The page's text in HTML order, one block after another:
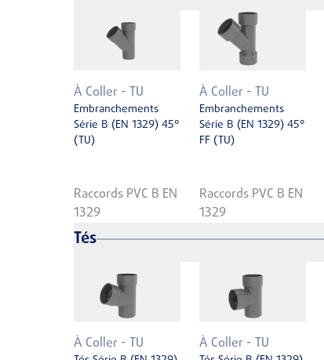
À Coller - TU
Embranchements
Série B (EN 1329) 45°
(TU)
Raccords PVC B EN
1329
À Coller - TU
Embranchements
Série B (EN 1329) 45°
FF (TU)
Raccords PVC B EN
1329
Tés
À Coller - TU À Coller - TU